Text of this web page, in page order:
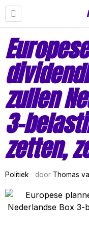
zullen
3-
zetten,
Politiek door Thomas